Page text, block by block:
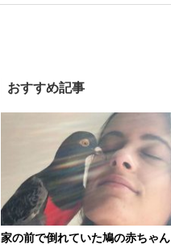
おすすめ記事
家の前で倒れていた鳩の赤ちゃん